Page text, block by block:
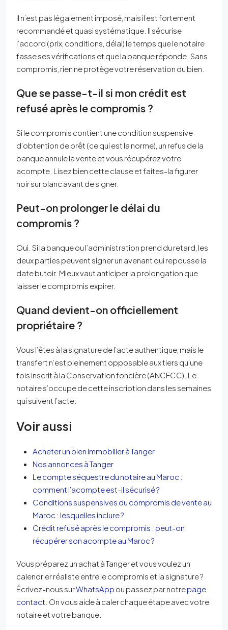
Il n’est pas légalement imposé, mais il est fortement
recommandé et quasi systématique. Il sécurise
l’accord (prix, conditions, délai) le temps que le notaire
fasse ses vérifications et que la banque réponde. Sans
compromis, rien ne protège votre réservation du bien.
Que se passe-t-il si mon crédit est
refusé après le compromis ?
Si le compromis contient une condition suspensive
d’obtention de prêt (ce qui est la norme), un refus de la
banque annule la vente et vous récupérez votre
acompte. Lisez bien cette clause et faites-la figurer
noir sur blanc avant de signer.
Peut-on prolonger le délai du
compromis ?
Oui. Si la banque ou l’administration prend du retard, les
deux parties peuvent signer un avenant qui repousse la
date butoir. Mieux vaut anticiper la prolongation que
laisser le compromis expirer.
Quand devient-on officiellement
propriétaire ?
Vous l’êtes à la signature de l’acte authentique, mais le
transfert n’est pleinement opposable aux tiers qu’une
fois inscrit à la Conservation foncière (ANCFCC). Le
notaire s’occupe de cette inscription dans les semaines
qui suivent l’acte.
Voir aussi
Acheter un bien immobilier à Tanger
Nos annonces à Tanger
Le compte séquestre du notaire au Maroc :
comment l’acompte est-il sécurisé ?
Conditions suspensives du compromis de vente au
Maroc : lesquelles inclure ?
Crédit refusé après le compromis : peut-on
récupérer son acompte au Maroc ?
Vous préparez un achat à Tanger et vous voulez un
calendrier réaliste entre le compromis et la signature ?
Écrivez-nous surWhatsApp ou passez par notrepage
contact . On vous aide à caler chaque étape avec votre
notaire et votre banque.